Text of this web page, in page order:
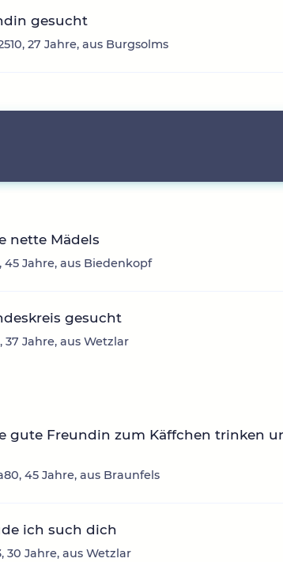
gesucht
27 Jahre, aus Burgsolms
nette Mädels
45 Jahre, aus Biedenkopf
gesucht
37 Jahre, aus Wetzlar
gute Freundin zum Käffchen trinken
45 Jahre, aus Braunfels
ich such dich
30 Jahre, aus Wetzlar